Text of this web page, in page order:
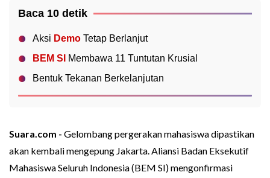
Baca 10 detik
Aksi Demo Tetap Berlanjut
BEM SI
Membawa 11 Tuntutan Krusial
Bentuk Tekanan Berkelanjutan
Suara.com - Gelombang pergerakan mahasiswa dipastikan
akan kembali mengepung Jakarta. Aliansi Badan Eksekutif
Mahasiswa Seluruh Indonesia (BEM SI) mengonfirmasi